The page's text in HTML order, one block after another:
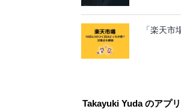
「楽天
Takayuki Yuda のアプリ